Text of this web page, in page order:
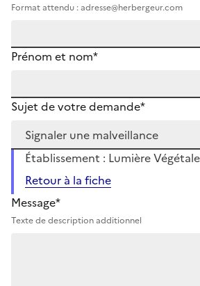
Format attendu : adresse@herbergeur.com
Prénom et nom*
Sujet de votre demande*
Établissement : Lumière
Retour à la fiche
Message*
Texte de description additionnel